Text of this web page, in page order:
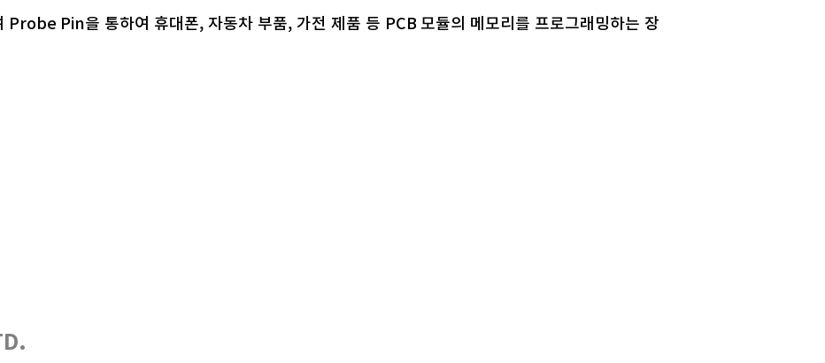
Pin을 통하여 휴대폰, 자동차 부품, 가전 제품 등 PCB 모듈의 메모리를 프로그래밍하는 장